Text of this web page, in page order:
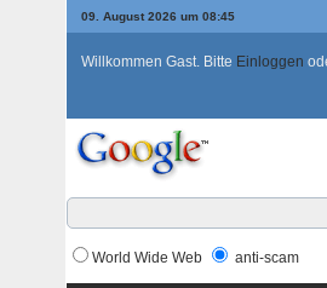
09. August 2026 um 08:45
Willkommen Gast. Bitte Einloggen
World Wide Web anti-scam